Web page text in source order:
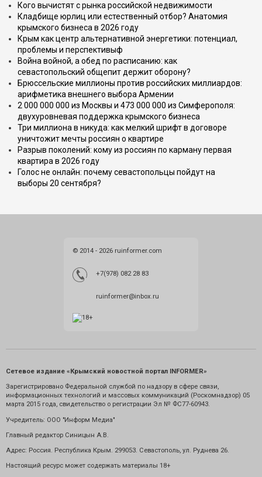
Кого вычистят с рынка российской недвижимости
Кладбище юрлиц или естественный отбор? Анатомия
крымского бизнеса в 2026 году
Крым как центр альтернативной энергетики: потенциал,
проблемы и перспективыф
Война войной, а обед по расписанию: как
севастопольский общепит держит оборону?
Брюссельские миллионы против российских миллиардов:
арифметика внешнего выбора Армении
2 000 000 000 из Москвы и 473 000 000 из Симферополя:
двухуровневая поддержка крымского бизнеса
Три миллиона в никуда: как мелкий шрифт в договоре
уничтожит мечты россиян о квартире
Разрыв поколений: кому из россиян по карману первая
квартира в 2026 году
Голос не онлайн: почему севастопольцы пойдут на
выборы 20 сентября?
© 2014 - 2026 ruinformer.com
+7(978) 082 28 83
ruinformer@inbox.ru
Сетевое издание «Крымский новостной портал INFORMER»
Зарегистрировано Федеральной службой по надзору в сфере связи,
информационных технологий и массовых коммуникаций (Роскомнадзор) 05
марта 2015 года, свидетельство о регистрации Эл № ФС77-60943.
Учредитель: ООО "Информ Медиа"
Главный редактор Синицын А.В.
Адрес: Россия. Республика Крым. 299053. Севастополь, ул. Руднева 26.
Настоящий ресурс может содержать материалы 18+